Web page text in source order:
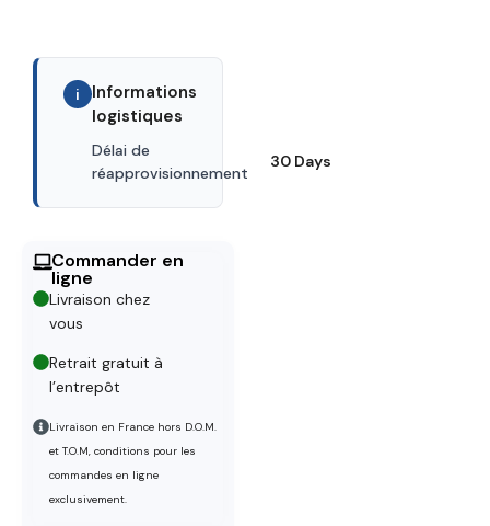
i
Informations
logistiques
Délai de
réapprovisionnement
30 Days
Commander en
ligne
Livraison chez
vous
Retrait gratuit à
l’entrepôt
Livraison en France hors D.O.M.
et T.O.M, conditions pour les
commandes en ligne
exclusivement.